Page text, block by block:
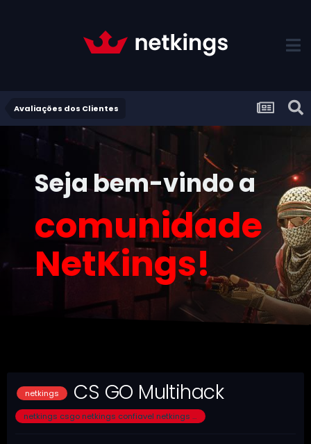
Avaliações dos Clientes
Seja bem-vindo a
comunidade
NetKings!
netkings CS GO Multihack
netkings csgo netkings confiavel netkings melhor cheat cheat csgo cheat aimbot aimbot esp trigger